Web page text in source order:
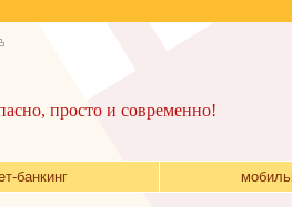
просто и современно!
банкинг